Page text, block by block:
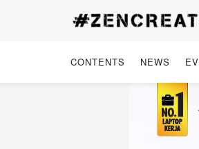
CONTENTS NEWS